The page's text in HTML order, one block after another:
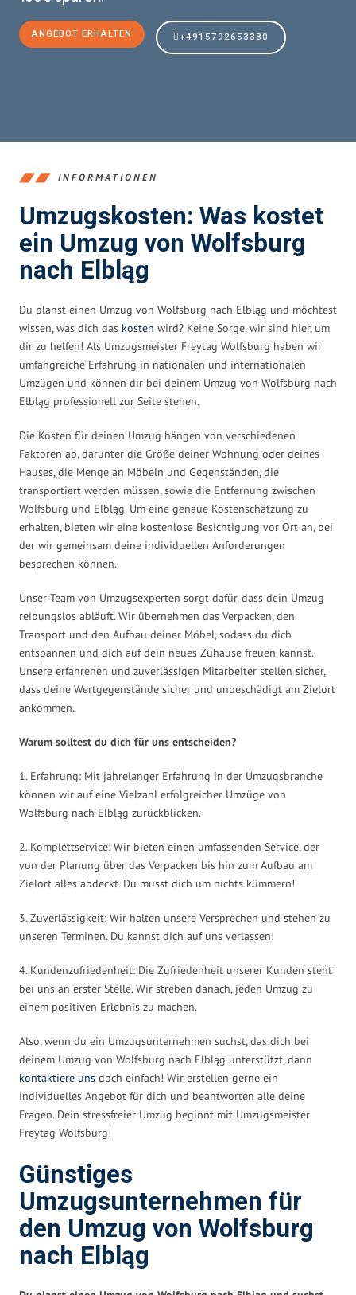
ANGEBOT ERHALTEN +4915792653380
INFORMATIONEN
Umzugskosten: Was kostet
ein Umzug von Wolfsburg
nach Elbląg
Du planst einen Umzug von Wolfsburg nach Elbląg und möchtest
wissen, was dich das kosten wird? Keine Sorge, wir sind hier, um
dir zu helfen! Als Umzugsmeister Freytag Wolfsburg haben wir
umfangreiche Erfahrung in nationalen und internationalen
Umzügen und können dir bei deinem Umzug von Wolfsburg nach
Elbląg professionell zur Seite stehen.
Die Kosten für deinen Umzug hängen von verschiedenen
Faktoren ab, darunter die Größe deiner Wohnung oder deines
Hauses, die Menge an Möbeln und Gegenständen, die
transportiert werden müssen, sowie die Entfernung zwischen
Wolfsburg und Elbląg. Um eine genaue Kostenschätzung zu
erhalten, bieten wir eine kostenlose Besichtigung vor Ort an, bei
der wir gemeinsam deine individuellen Anforderungen
besprechen können.
Unser Team von Umzugsexperten sorgt dafür, dass dein Umzug
reibungslos abläuft. Wir übernehmen das Verpacken, den
Transport und den Aufbau deiner Möbel, sodass du dich
entspannen und dich auf dein neues Zuhause freuen kannst.
Unsere erfahrenen und zuverlässigen Mitarbeiter stellen sicher,
dass deine Wertgegenstände sicher und unbeschädigt am Zielort
ankommen.
Warum solltest du dich für uns entscheiden?
1. Erfahrung: Mit jahrelanger Erfahrung in der Umzugsbranche
können wir auf eine Vielzahl erfolgreicher Umzüge von
Wolfsburg nach Elbląg zurückblicken.
2. Komplettservice: Wir bieten einen umfassenden Service, der
von der Planung über das Verpacken bis hin zum Aufbau am
Zielort alles abdeckt. Du musst dich um nichts kümmern!
3. Zuverlässigkeit: Wir halten unsere Versprechen und stehen zu
unseren Terminen. Du kannst dich auf uns verlassen!
4. Kundenzufriedenheit: Die Zufriedenheit unserer Kunden steht
bei uns an erster Stelle. Wir streben danach, jeden Umzug zu
einem positiven Erlebnis zu machen.
Also, wenn du ein Umzugsunternehmen suchst, das dich bei
deinem Umzug von Wolfsburg nach Elbląg unterstützt, dann
kontaktiere uns doch einfach! Wir erstellen gerne ein
individuelles Angebot für dich und beantworten alle deine
Fragen. Dein stressfreier Umzug beginnt mit Umzugsmeister
Freytag Wolfsburg!
Günstiges
Umzugsunternehmen für
den Umzug von Wolfsburg
nach Elbląg